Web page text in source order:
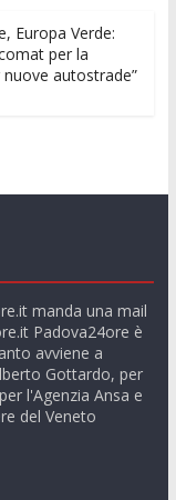
Europa Verde:
per la
autostrade”
manda una mail
Padova24ore è
avviene a
Gottardo, per
l'Agenzia Ansa e
del Veneto